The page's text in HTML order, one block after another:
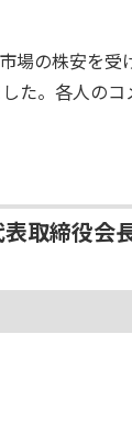
場の株安を受
た。各人のコ
取締役会